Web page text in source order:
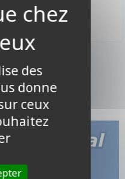
des
donne
ceux